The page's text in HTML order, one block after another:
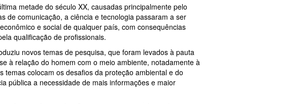
metade do século XX, causadas principalmente pelo
de comunicação, a ciência e tecnologia passaram a ser
e social de qualquer país, com consequências
qualificação de profissionais.
novos temas de pesquisa, que foram levados à pauta
à relação do homem com o meio ambiente, notadamente à
colocam os desafios da proteção ambiental e do
pública a necessidade de mais informações e maior